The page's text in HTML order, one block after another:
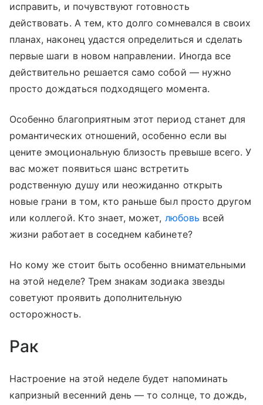
исправить, и почувствуют готовность
действовать. А тем, кто долго сомневался в своих
планах, наконец удастся определиться и сделать
первые шаги в новом направлении. Иногда все
действительно решается само собой — нужно
просто дождаться подходящего момента.
Особенно благоприятным этот период станет для
романтических отношений, особенно если вы
цените эмоциональную близость превыше всего. У
вас может появиться шанс встретить
родственную душу или неожиданно открыть
новые грани в том, кто раньше был просто другом
или коллегой. Кто знает, может, любовь всей
жизни работает в соседнем кабинете?
Но кому же стоит быть особенно внимательными
на этой неделе? Трем знакам зодиака звезды
советуют проявить дополнительную
осторожность.
Рак
Настроение на этой неделе будет напоминать
капризный весенний день — то солнце, то дождь,